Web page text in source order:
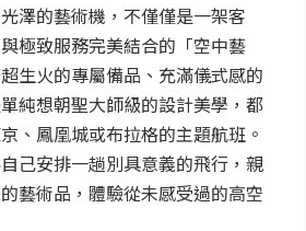
澤的藝術機，不僅僅是一架客
極致服務完美結合的「空中藝
生火的專屬備品、充滿儀式感的
純想朝聖大師級的設計美學，都
、鳳凰城或布拉格的主題航班。
己安排一趟別具意義的飛行，親
藝術品，體驗從未感受過的高空